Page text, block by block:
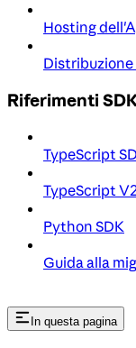
Hosting
Distribuzione
Riferimenti
TypeScript
TypeScript
Python SDK
Guida alla
In questa pagina